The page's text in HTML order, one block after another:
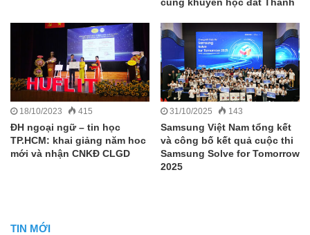
18/10/2023 415
ĐH ngoại ngữ – tin học
TP.HCM: khai giảng năm hoc
mới và nhận CNKĐ CLGD
31/10/2025 143
Samsung Việt Nam tổng kết
và công bố kết quả cuộc thi
Samsung Solve for Tomorrow
2025
TIN MỚI